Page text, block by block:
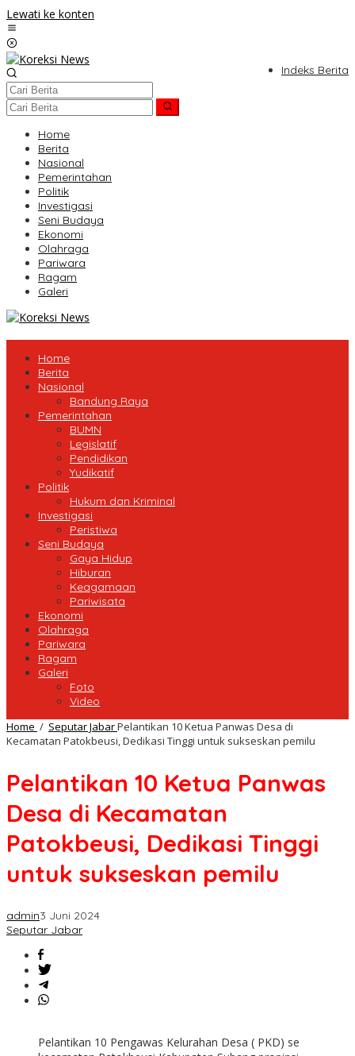
Lewati ke konten
Indeks Berita
Home
Berita
Nasional
Pemerintahan
Politik
Investigasi
Seni Budaya
Ekonomi
Olahraga
Pariwara
Ragam
Galeri
Home
Berita
Nasional
Bandung Raya
Pemerintahan
BUMN
Legislatif
Pendidikan
Yudikatif
Politik
Hukum dan Kriminal
Investigasi
Peristiwa
Seni Budaya
Gaya Hidup
Hiburan
Keagamaan
Pariwisata
Ekonomi
Olahraga
Pariwara
Ragam
Galeri
Foto
Video
Home / Seputar JabarPelantikan 10 Ketua Panwas Desa di
Kecamatan Patokbeusi, Dedikasi Tinggi untuk sukseskan pemilu
Pelantikan 10 Ketua Panwas
Desa di Kecamatan
Patokbeusi, Dedikasi Tinggi
untuk sukseskan pemilu
admin3 Juni 2024
Seputar Jabar
Pelantikan 10 Pengawas Kelurahan Desa ( PKD) se